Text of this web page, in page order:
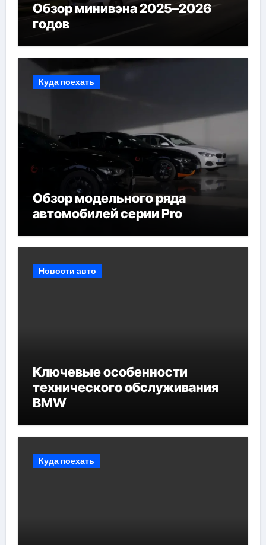
Обзор минивэна 2025–2026
годов
Куда поехать
Обзор модельного ряда
автомобилей серии Pro
Новости авто
Ключевые особенности
технического обслуживания
BMW
Куда поехать